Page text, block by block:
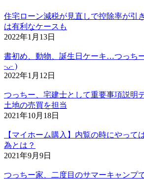
住宅ローン減税が見直しで控除率が引
は有利なケースも
2022年1月13日
書初め、動物、誕生日ケーキ…つっち
ᵕᴗᵕ )
2022年1月12日
つっちー、宅建士として重要事項説明
土地の売買を担当
2021年10月18日
【マイホーム購入】内覧の時にやって
為とは？
2021年9月9日
つっちー家、二度目のサマーキャンプ